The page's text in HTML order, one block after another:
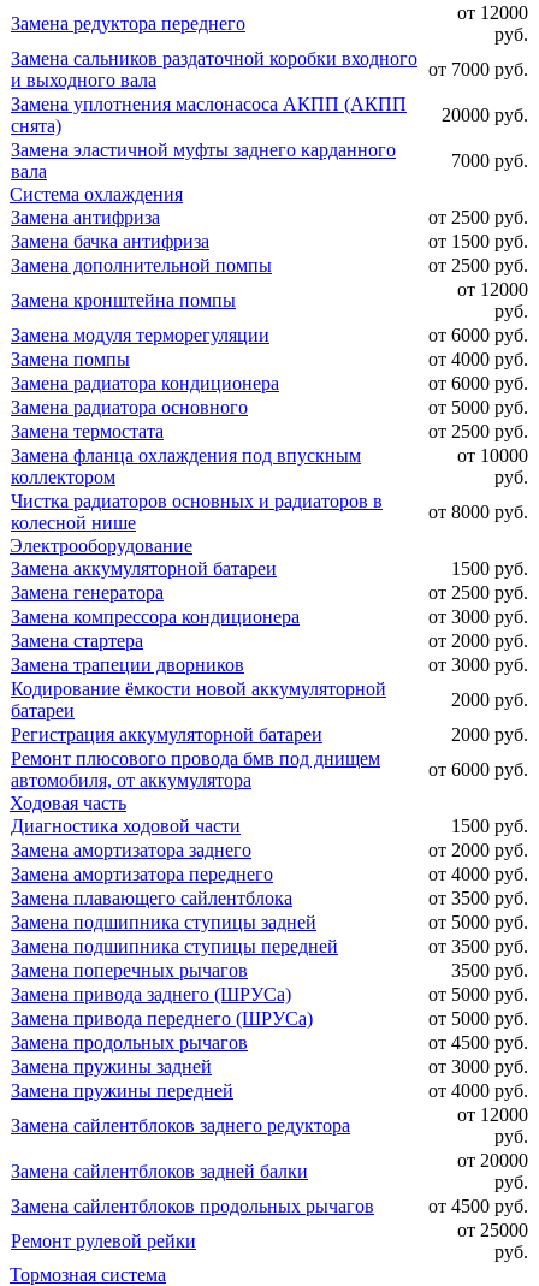
Замена редуктора переднего
от 12000
руб.
Замена сальников раздаточной коробки входного
и выходного вала
от 7000 руб.
Замена уплотнения маслонасоса АКПП (АКПП
снята)
20000 руб.
Замена эластичной муфты заднего карданного
вала
7000 руб.
Система охлаждения
Замена антифриза
от 2500 руб.
Замена бачка антифриза
от 1500 руб.
Замена дополнительной помпы
от 2500 руб.
Замена кронштейна помпы
от 12000
руб.
Замена модуля терморегуляции
от 6000 руб.
Замена помпы
от 4000 руб.
Замена радиатора кондиционера
от 6000 руб.
Замена радиатора основного
от 5000 руб.
Замена термостата
от 2500 руб.
Замена фланца охлаждения под впускным
коллектором
от 10000
руб.
Чистка радиаторов основных и радиаторов в
колесной нише
от 8000 руб.
Электрооборудование
Замена аккумуляторной батареи
1500 руб.
Замена генератора
от 2500 руб.
Замена компрессора кондиционера
от 3000 руб.
Замена стартера
от 2000 руб.
Замена трапеции дворников
от 3000 руб.
Кодирование ёмкости новой аккумуляторной
батареи
2000 руб.
Регистрация аккумуляторной батареи
2000 руб.
Ремонт плюсового провода бмв под днищем
автомобиля, от аккумулятора
от 6000 руб.
Ходовая часть
Диагностика ходовой части
1500 руб.
Замена амортизатора заднего
от 2000 руб.
Замена амортизатора переднего
от 4000 руб.
Замена плавающего сайлентблока
от 3500 руб.
Замена подшипника ступицы задней
от 5000 руб.
Замена подшипника ступицы передней
от 3500 руб.
Замена поперечных рычагов
3500 руб.
Замена привода заднего (ШРУСа)
от 5000 руб.
Замена привода переднего (ШРУСа)
от 5000 руб.
Замена продольных рычагов
от 4500 руб.
Замена пружины задней
от 3000 руб.
Замена пружины передней
от 4000 руб.
Замена сайлентблоков заднего редуктора
от 12000
руб.
Замена сайлентблоков задней балки
от 20000
руб.
Замена сайлентблоков продольных рычагов
от 4500 руб.
Ремонт рулевой рейки
от 25000
руб.
Тормозная система